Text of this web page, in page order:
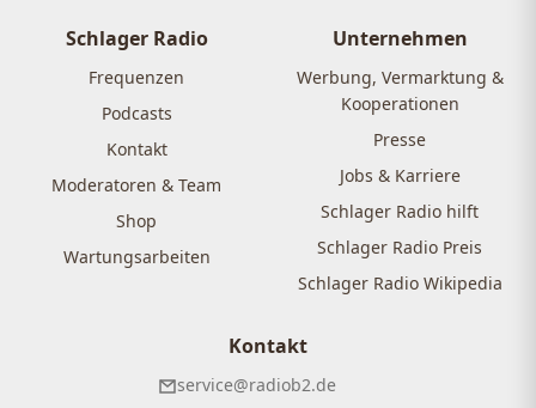
Schlager Radio
Frequenzen
Podcasts
Kontakt
Moderatoren & Team
Shop
Wartungsarbeiten
Unternehmen
Werbung, Vermarktung &
Kooperationen
Presse
Jobs & Karriere
Schlager Radio hilft
Schlager Radio Preis
Schlager Radio Wikipedia
Kontakt
service@radiob2.de